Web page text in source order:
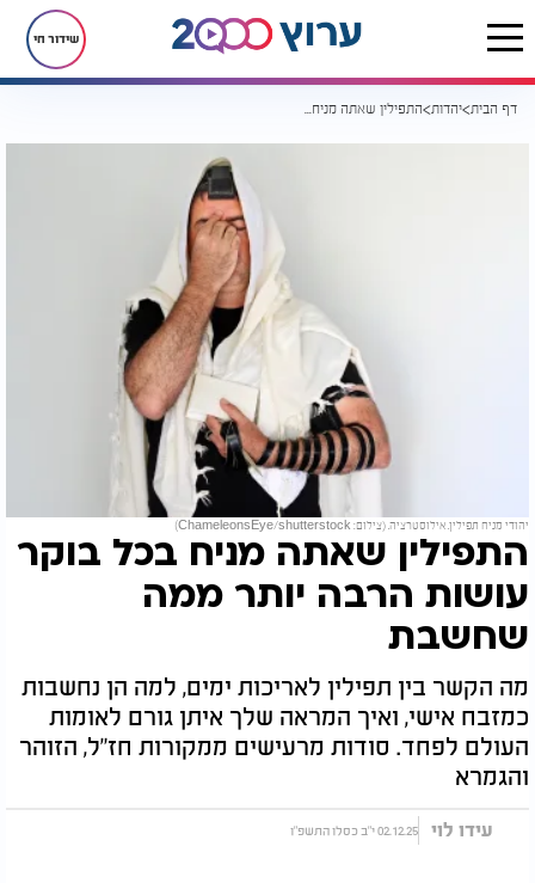
שידור חי
דף הבית יהדות התפילין שאתה מניח בכל בוקר עושות הרבה יותר ממה שחשבת
יהודי מניח תפילין. אילוסטרציה. (צילום: ChameleonsEye/shutterstock)
התפילין שאתה מניח בכל בוקר
עושות הרבה יותר ממה
שחשבת
מה הקשר בין תפילין לאריכות ימים, למה הן נחשבות
כמזבח אישי, ואיך המראה שלך איתן גורם לאומות
העולם לפחד. סודות מרעישים ממקורות חז"ל, הזוהר
והגמרא
עידו לוי 02.12.25 י"ב כסלו התשפ"ו